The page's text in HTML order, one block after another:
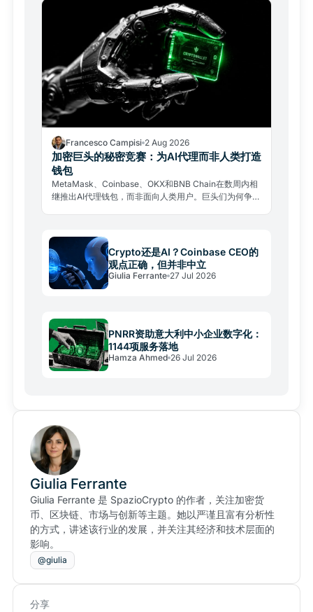
Francesco Campisi 2 Aug 2026
加密巨头的秘密竞赛：为AI代理而非人类打造
钱包
MetaMask、Coinbase、OKX和BNB Chain在数周内相
继推出AI代理钱包，而非面向人类用户。巨头们为何争相
Crypto还是AI？Coinbase CEO的
观点正确，但并非中立
Giulia Ferrante 27 Jul 2026
PNRR资助意大利中小企业数字化：
1144项服务落地
Hamza Ahmed 26 Jul 2026
Giulia Ferrante
Giulia Ferrante 是 SpazioCrypto 的作者，关注加密货
币、区块链、市场与创新等主题。她以严谨且富有分析性
的方式，讲述该行业的发展，并关注其经济和技术层面的
影响。
@giulia
分享